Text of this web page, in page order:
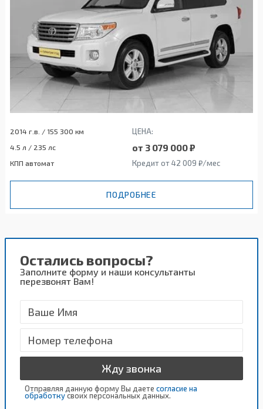
2014 г.в. / 155 300 км ЦЕНА:
4.5 л / 235 лс от 3 079 000 ₽
КПП автомат Кредит от 42 009 ₽/мес
ПОДРОБНЕЕ
Остались вопросы?
Заполните форму и наши консультанты
перезвонят Вам!
Жду звонка
Отправляя данную форму Вы даете согласие на
обработкусвоих персональных данных.